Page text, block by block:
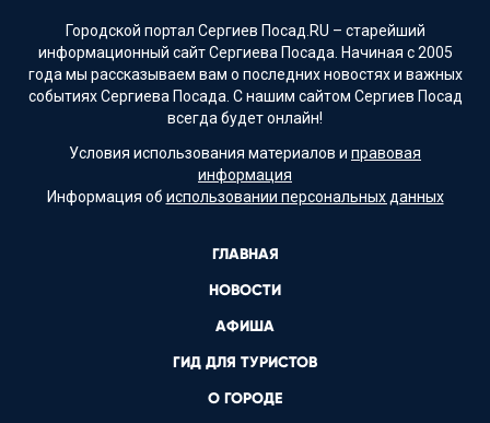
Городской портал Сергиев Посад.RU – старейший
информационный сайт Сергиева Посада. Начиная с 2005
года мы рассказываем вам о последних новостях и важных
событиях Сергиева Посада. С нашим сайтом Сергиев Посад
всегда будет онлайн!
Условия использования материалов и правовая
информация
Информация об использовании персональных данных
ГЛАВНАЯ
НОВОСТИ
АФИША
ГИД ДЛЯ ТУРИСТОВ
О ГОРОДЕ